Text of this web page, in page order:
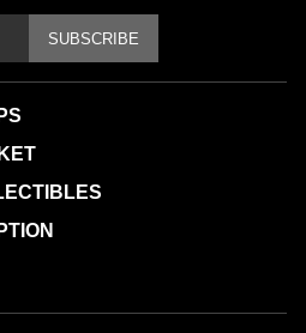
SUBSCRIBE